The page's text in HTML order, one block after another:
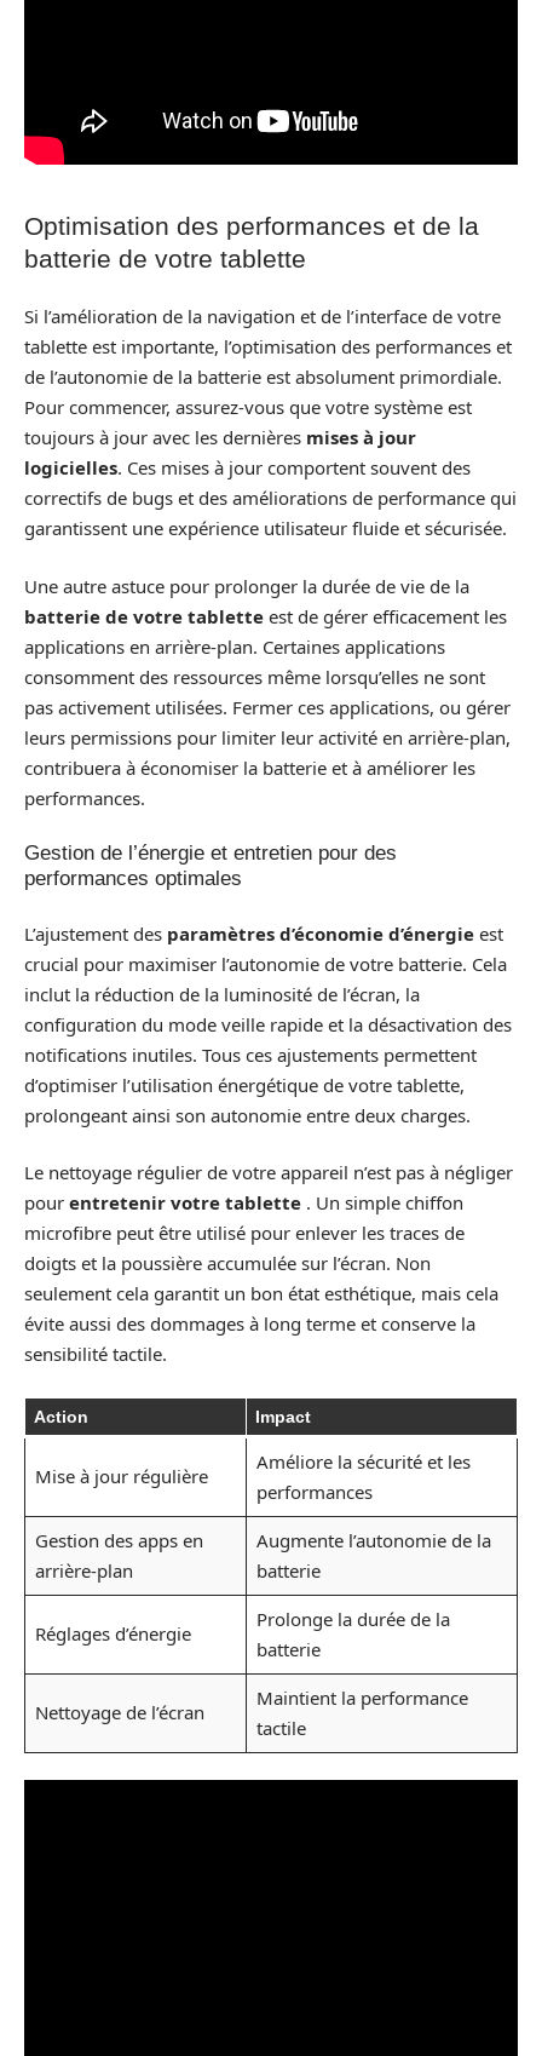
Optimisation des performances et de la
batterie de votre tablette
Si l’amélioration de la navigation et de l’interface de votre
tablette est importante, l’optimisation des performances et
de l’autonomie de la batterie est absolument primordiale.
Pour commencer, assurez-vous que votre système est
toujours à jour avec les dernières mises à jour
logicielles. Ces mises à jour comportent souvent des
correctifs de bugs et des améliorations de performance qui
garantissent une expérience utilisateur fluide et sécurisée.
Une autre astuce pour prolonger la durée de vie de la
batterie de votre tablette est de gérer efficacement les
applications en arrière-plan. Certaines applications
consomment des ressources même lorsqu’elles ne sont
pas activement utilisées. Fermer ces applications, ou gérer
leurs permissions pour limiter leur activité en arrière-plan,
contribuera à économiser la batterie et à améliorer les
performances.
Gestion de l’énergie et entretien pour des
performances optimales
L’ajustement des paramètres d’économie d’énergie est
crucial pour maximiser l’autonomie de votre batterie. Cela
inclut la réduction de la luminosité de l’écran, la
configuration du mode veille rapide et la désactivation des
notifications inutiles. Tous ces ajustements permettent
d’optimiser l’utilisation énergétique de votre tablette,
prolongeant ainsi son autonomie entre deux charges.
Le nettoyage régulier de votre appareil n’est pas à négliger
pour entretenir votre tablette . Un simple chiffon
microfibre peut être utilisé pour enlever les traces de
doigts et la poussière accumulée sur l’écran. Non
seulement cela garantit un bon état esthétique, mais cela
évite aussi des dommages à long terme et conserve la
sensibilité tactile.
Action Impact
Mise à jour régulière
Améliore la sécurité et les
performances
Gestion des apps en
arrière-plan
Augmente l’autonomie de la
batterie
Réglages d’énergie
Prolonge la durée de la
batterie
Nettoyage de l’écran
Maintient la performance
tactile